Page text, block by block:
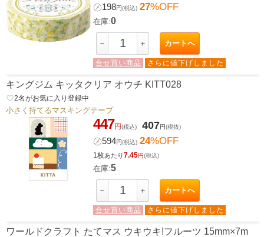
㋱198円(税込) 27%OFF
在庫:0
－ ＋ カートへ
合せ買い商品 さらに値下げしました
キングジム キッタクリア オウチ KITT028
favorite_border2名がお気に入り登録中
小さく持てるマスキングテープ
447円(税込) 407円(税抜)
㋱594円(税込) 24%OFF
1枚あたり7.45円(税込)
在庫:5
－ ＋ カートへ
合せ買い商品 さらに値下げしました
ワールドクラフト たてマス ウキウキ!フルーツ 15mm×7m